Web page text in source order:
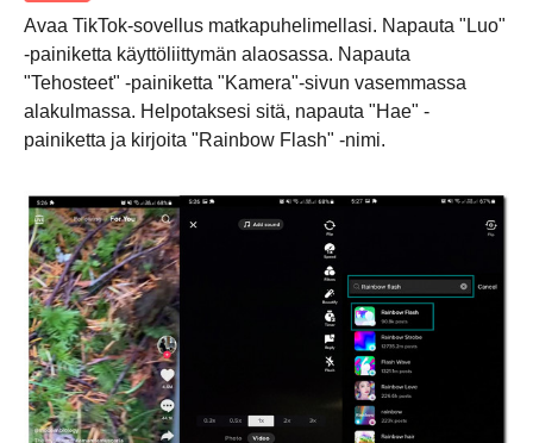
Vaihe 1.
Avaa TikTok-sovellus matkapuhelimellasi. Napauta "Luo"
-painiketta käyttöliittymän alaosassa. Napauta
"Tehosteet" -painiketta "Kamera"-sivun vasemmassa
alakulmassa. Helpotaksesi sitä, napauta "Hae" -
painiketta ja kirjoita "Rainbow Flash" -nimi.